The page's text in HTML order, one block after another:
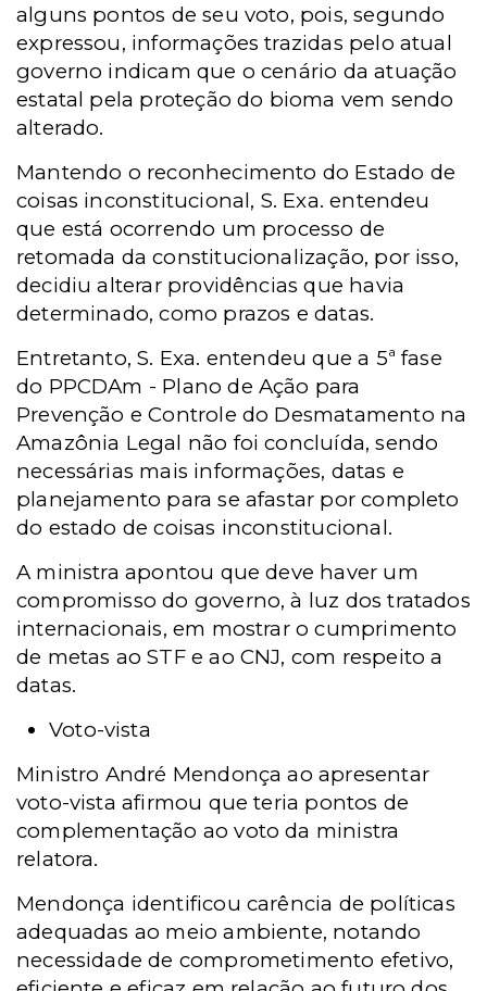
alguns pontos de seu voto, pois, segundo
expressou, informações trazidas pelo atual
governo indicam que o cenário da atuação
estatal pela proteção do bioma vem sendo
alterado.
Mantendo o reconhecimento do Estado de
coisas inconstitucional, S. Exa. entendeu
que está ocorrendo um processo de
retomada da constitucionalização, por isso,
decidiu alterar providências que havia
determinado, como prazos e datas.
Entretanto, S. Exa. entendeu que a 5ª fase
do PPCDAm - Plano de Ação para
Prevenção e Controle do Desmatamento na
Amazônia Legal não foi concluída, sendo
necessárias mais informações, datas e
planejamento para se afastar por completo
do estado de coisas inconstitucional.
A ministra apontou que deve haver um
compromisso do governo, à luz dos tratados
internacionais, em mostrar o cumprimento
de metas ao STF e ao CNJ, com respeito a
datas.
Voto-vista
Ministro André Mendonça ao apresentar
voto-vista afirmou que teria pontos de
complementação ao voto da ministra
relatora.
Mendonça identificou carência de políticas
adequadas ao meio ambiente, notando
necessidade de comprometimento efetivo,